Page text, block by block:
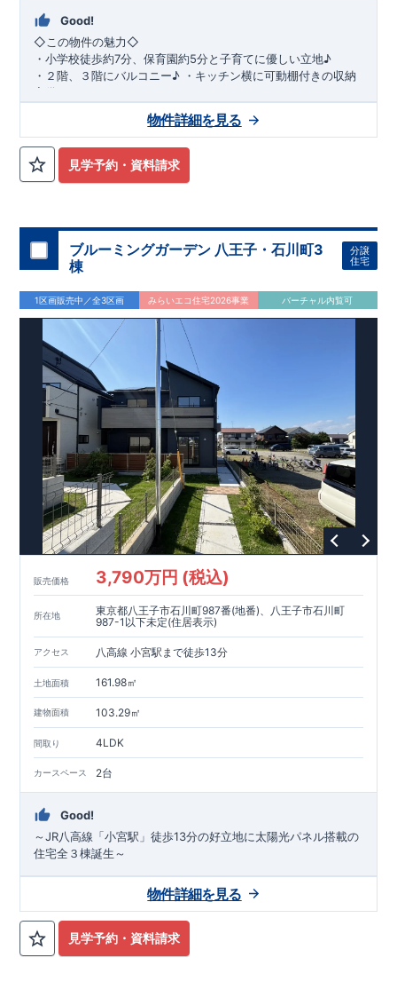
Good!
◇ この物件の魅力◇
・小学校徒歩約7分、保育園約5分と子育てに優しい立地♪
・２階、３階にバルコニー♪ ・キッチン横に可動棚付きの収納
完備。
相模線「上溝」駅徒歩19分 ◇ロケーション
・相模原市立星が丘小学校
徒歩7分 ・オーケ
ー相模原店
模原店 徒歩
・やまうち医院 徒歩
ります。
・設計、施工、営業が互いに協力しあい、最良のプラ
ンを提供いたします。 ・不要な中間マージンを抑えることで、
コストダウンに努めています。
・東栄住宅
の建物は、国が定めた耐震等級で3を取得。建築基準法で定め
られた、｢数百年に一度発生する地震に対して、倒壊、崩壊しな
い。｣という基準から、さらに
す。
【住宅性能評価ダブル取得】
設計段階で、国が認めた第三者機関が評価しています。
住宅性能評価：評価を受けた図面通りに施工されているか、建
設までに、計4回のチェックが行われます。
でなく、現場の施工状況を検査した上で、品質を保証していま
す。
【充実のアフターサポート】
・東栄住宅では、お引渡し後最大10回の無料定期点検と、
年
間の品質保証を実施。お引渡しからが本当のお付き合いだと考
え、アフターサービスを外部の業者に委託せず、東栄住宅グル
ープ「東栄ホームサービス株式会社」にて責任をもって対応い
たします。
見学予約・資料請求
物件詳細を見る
ブルーミングガーデン 八王子・石川町3
棟
分譲
住宅
1区画販売中／全3区画 みらいエコ住宅2026事業 バーチャル内覧可
販売価格 3,790万円 (税込)
所在地
東京都八王子市石川町987番(地番)、八王子市石川町
987-1以下未定(住居表示)
アクセス 八高線 小宮駅まで徒歩13分
土地面積 161.98㎡
建物面積 103.29㎡
間取り 4LDK
カースペース 2台
Good!
～JR八高線「小宮駅」徒歩13分の好立地に太陽光パネル搭載の
住宅全３棟誕生～
見学予約・資料請求
物件詳細を見る